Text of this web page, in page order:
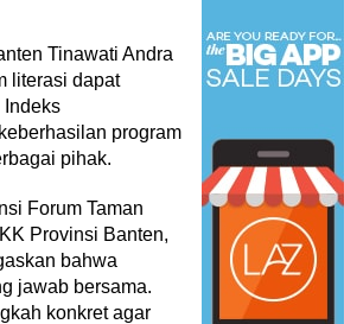
Tinawati Andra
literasi dapat
Indeks
program
pihak.
Forum Taman
Provinsi Banten,
bahwa
jawab bersama.
konkret agar